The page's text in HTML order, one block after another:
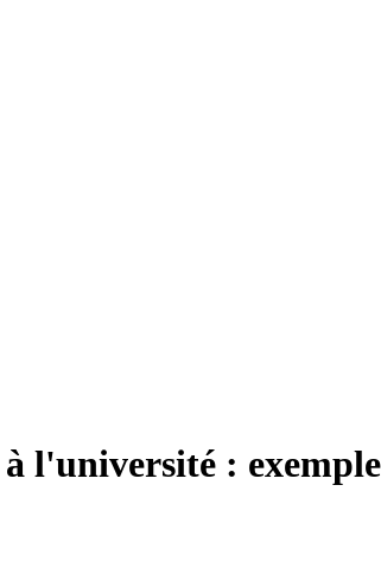
l'université :